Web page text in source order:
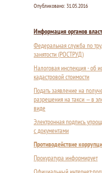
Опубликовано: 31.05.2016
Информация органов
Федеральная служба по
занятости (РОСТРУД)
Налоговая инспекция - об
кадастровой стоимости
Подать заявление на
разрешения на такси — в
виде
Электронная подпись
с документами
Противодействие
Прокуратура информирует